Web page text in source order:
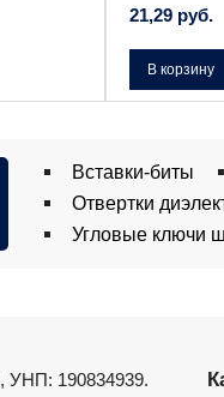
21,29 руб.
В корзину
Вставки-биты
Отвертки
Угловые ключи
, УНП: 190834939.